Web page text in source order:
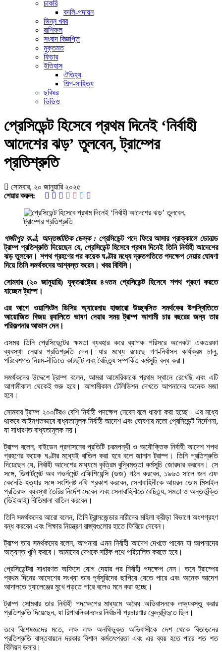
চাকরি
বদলি-পদায়ন
ভিন্ন খবর
রাশিফল
সংবাদ বিজ্ঞপ্তি
মুক্তমত
ফিচার
ইতিহাস
ঐতিহ্য
শিল্প-সাহিত্য
ছবিঘর
ভিডিও
প্রেসিডেন্ট হিসেবে প্রথম দিনেই ‘নির্বাহী
আদেশের ঝড়’ তুলবেন, ট্রাম্পের
প্রতিশ্রুতি
সোমবার, ২০ জানুয়ারি ২০২৫
শেয়ার করুন:
গাজীপুর কণ্ঠ, আন্তর্জাতিক ডেস্ক : প্রেসিডেন্ট পদে ফিরে আসার প্রাক্কালে ডোনাল্ড
ট্রাম্প প্রতিশ্রুতি দিয়েছেন যে, প্রেসিডেন্ট হিসেবে প্রথম দিনেই তিনি নির্বাহী আদেশের
ঝড় তুলবেন। শপথ গ্রহণের পর কয়েক ঘণ্টার মধ্যে দ্রুতগতিতে পদক্ষেপ নেয়ার ঘোষণা
দিয়ে তিনি সমর্থকদের আশ্বস্ত করেন। খবর বিবিসি।
সোমবার (২০ জানুয়ারি) যুক্তরাষ্ট্রের ৪৭তম প্রেসিডেন্ট হিসেবে শপথ গ্রহণ করতে
যাচ্ছেন ট্রাম্প।
এর আগে ওয়াশিংটন ডিসির অ্যারেনায় হাজারো উচ্ছ্বসিত সমর্থকের উপস্থিতিতে
আয়োজিত বিজয় র‍্যালিতে ভাষণ দেয়ার সময় ট্রাম্প আগামী চার বছরের জন্য তার
পরিকল্পনার আভাস দেন।
এসময় তিনি প্রেসিডেন্টের ক্ষমতা ব্যবহার করে ব্যাপক পরিসরে অনেকটা একতরফা
ব্যবস্থা নেয়ার প্রতিশ্রুতি দেন। যার মধ্যে রয়েছে গণ-নির্বাসন কার্যক্রম চালু,
পরিবেশগত নিয়ম-নীতিতে কাটছাঁট এবং বৈচিত্র্য সম্পর্কিত কর্মসূচি বন্ধ করা।
সমর্থকদের উদ্দেশে ট্রাম্প বলেন, আমরা আমেরিকাকে প্রথম স্থানে রেখেছি এবং এটি
আগামীকাল থেকেই শুরু হবে। আগামীকাল টেলিভিশন দেখতে আপনাদের অনেক মজা
হবে।
সোমবার ট্রাম্প ২০০টিরও বেশি নির্বাহী পদক্ষেপ নেবেন বলে ধারণা করা হচ্ছে। এর মধ্যে
থাকবে আইনগতভাবে বাধ্যতামূলক নির্বাহী আদেশ এবং ঘোষণার মতো প্রেসিডেন্ট নির্দেশনা,
যা সাধারণত বাধ্যতামূলক নয়।
ট্রাম্প বলেন, বাইডেন প্রশাসনের প্রতিটি চরমপন্থী ও অযৌক্তিক নির্বাহী আদেশ শপথ
গ্রহণের কয়েক ঘণ্টার মধ্যেই বাতিল করা হবে বলে জানান ট্রাম্প। তিনি প্রতিশ্রুতি
দিয়েছেন যে, নির্বাহী আদেশের মাধ্যমে কৃত্রিম বুদ্ধিমত্তা কর্মসূচি জোরদার করবেন। সে
সঙ্গে, ডিপার্টমেন্ট অব গভর্নমেন্ট এফিশিয়েন্সি (ডজ) গঠন করবেন, ১৯৬৩ সালে জন এফ
কেনেডি হত্যার সঙ্গে সংশ্লিষ্ট নথি প্রকাশ করবেন, সেনাবাহিনীকে আয়রন ডোম মিসাইল
প্রতিরক্ষা ব্যবস্থা তৈরির নির্দেশ দেবেন এবং সেনাবাহিনীতে বৈচিত্র্য, সমতা ও অন্তর্ভুক্তি
(ডিইআই) নীতিমালা বাতিল করবেন।
তিনি সমর্থকদের আরো বলেন, তিনি ট্রান্সজেন্ডার নারীদের মহিলা ক্রীড়া বিভাগে অংশগ্রহণ
বন্ধ করবেন এবং শিক্ষার নিয়ন্ত্রণ রাজ্যগুলোর হাতে ফিরিয়ে দেবেন।
ট্রাম্প তার সমর্থকদের বলেন, আপনারা এমন নির্বাহী আদেশ দেখতে পাবেন যা আপনাদের
অত্যন্ত খুশি করবে। আমাদের দেশকে সঠিক পথে পরিচালিত করতে হবে।
প্রেসিডেন্টরা সাধারণত অফিসে যোগ দেয়ার পর নির্বাহী পদক্ষেপ নেন। তবে ট্রাম্পের
প্রথম দিনের আদেশের সংখ্যা তার পূর্বসূরিদের ছাপিয়ে যেতে পারে এবং অনেক আদেশ
আদালতে চ্যালেঞ্জের মুখে পড়তে পারে বলেও মনে করা হচ্ছে।
ট্রাম্প সোমবার তার নির্বাহী পদক্ষেপের মাধ্যমে অবৈধ অভিবাসনকে লক্ষ্যবস্তু করার
প্রতিশ্রুতি দিয়েছেন, যা রিপাবলিকানদের নির্বাচনী প্রচারণার কেন্দ্রবিন্দুতে ছিল।
তবে বিশেষজ্ঞদের মতে, লক্ষ লক্ষ অনথিভুক্ত অভিবাসীকে দেশ থেকে বিতাড়নের
প্রতিশ্রুতি বাস্তবায়নে দরকার বিশাল কর্মতৎপরতা এবং এর ব্যয় হতে পারে শত শত
বিলিয়ন ডলার।